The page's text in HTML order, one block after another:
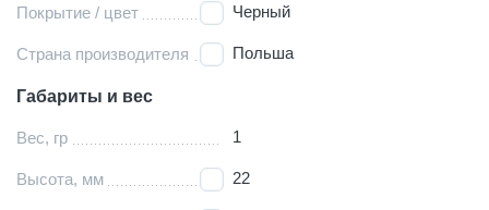
Покрытие / цвет Черный
Страна производителя Польша
Габариты и вес
Вес, гр 1
Высота, мм 22